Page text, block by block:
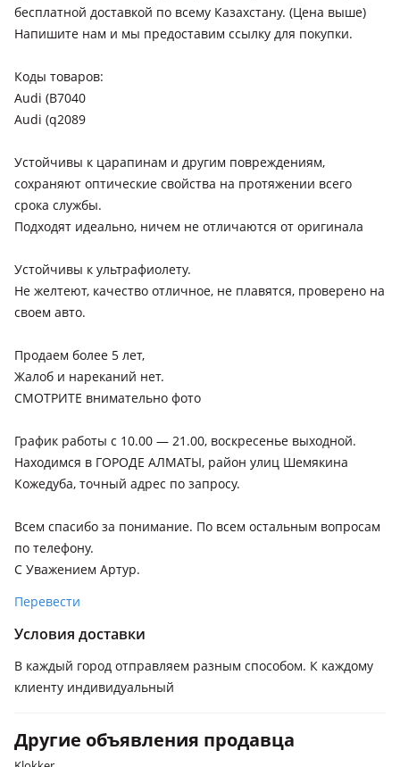
бесплатной доставкой по всему Казахстану. (Цена выше)
Напишите нам и мы предоставим ссылку для покупки.
Коды товаров:
Audi (B7040
Audi (q2089
Устойчивы к царапинам и другим повреждениям,
сохраняют оптические свойства на протяжении всего
срока службы.
Подходят идеально, ничем не отличаются от оригинала
Устойчивы к ультрафиолету.
Не желтеют, качество отличное, не плавятся, проверено на
своем авто.
Продаем более 5 лет,
Жалоб и нареканий нет.
СМОТРИТЕ внимательно фото
График работы с 10.00 — 21.00, воскресенье выходной.
Находимся в ГОРОДЕ АЛМАТЫ, район улиц Шемякина
Кожедуба, точный адрес по запросу.
Всем спасибо за понимание. По всем остальным вопросам
по телефону.
С Уважением Артур.
Перевести
Условия доставки
В каждый город отправляем разным способом. К каждому
клиенту индивидуальный
Другие объявления продавца